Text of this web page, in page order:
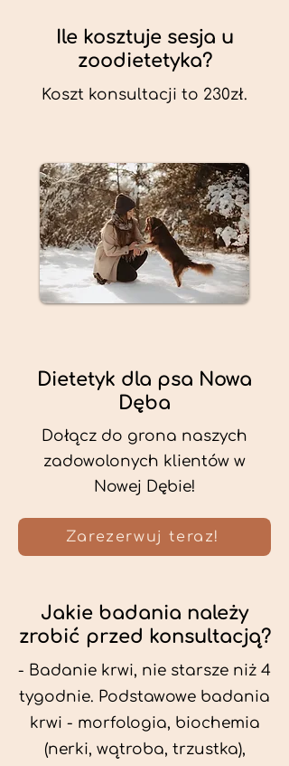
Ile kosztuje sesja u
zoodietetyka?
Koszt konsultacji to 230zł.
Dietetyk dla psa Nowa
Dęba
Dołącz do grona naszych
zadowolonych klientów w
Nowej Dębie!
Zarezerwuj teraz!
Jakie badania należy
zrobić przed konsultacją?
- Badanie krwi, nie starsze niż 4
tygodnie. Podstawowe badania
krwi - morfologia, biochemia
(nerki, wątroba, trzustka),